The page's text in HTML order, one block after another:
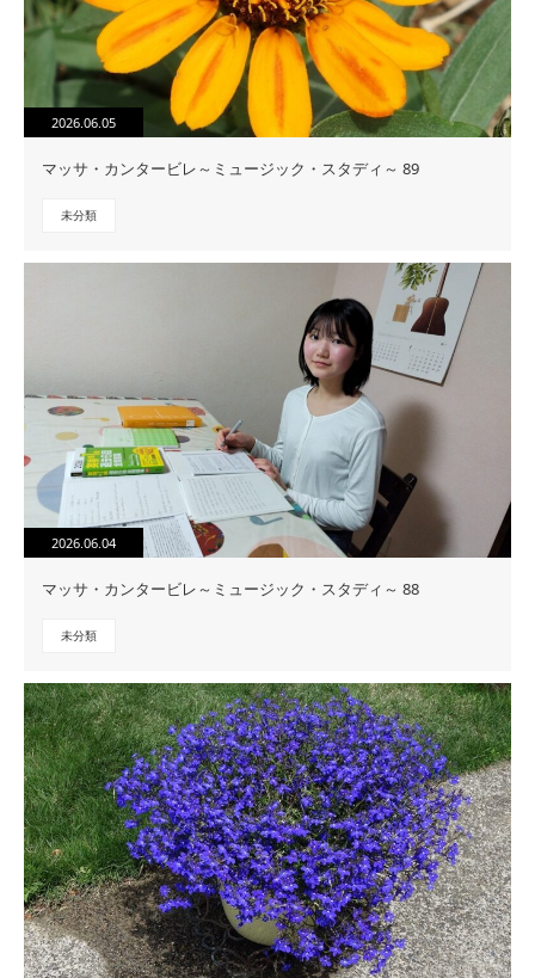
2026.06.05
マッサ・カンタービレ～ミュージック・スタディ～ 89
未分類
2026.06.04
マッサ・カンタービレ～ミュージック・スタディ～ 88
未分類